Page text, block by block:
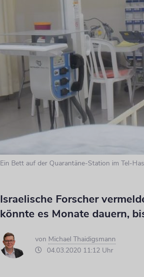
Ein Bett auf der Quarantäne-Station im Tel-
Israelische Forscher
könnte es Monate dauern,
von Michael Thaidigsmann
04.03.2020 11:12 Uhr